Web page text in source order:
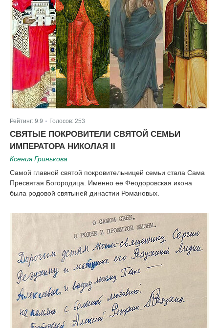
Рейтинг: 9.9 Голосов: 253
СВЯТЫЕ ПОКРОВИТЕЛИ СВЯТОЙ СЕМЬИ
ИМПЕРАТОРА НИКОЛАЯ II
Ксения Гринькова
Самой главной святой покровительницей семьи стала Сама
Пресвятая Богородица. Именно ее Феодоровская икона
была родовой святыней династии Романовых.